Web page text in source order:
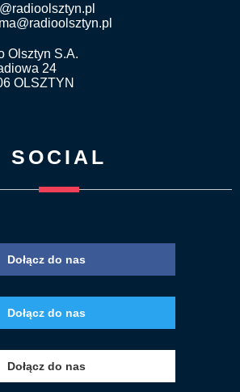
Olsztyn S.A.
24
OLSZTYN
SOCIAL
Dołącz do nas
Dołącz do nas
Dołącz do nas